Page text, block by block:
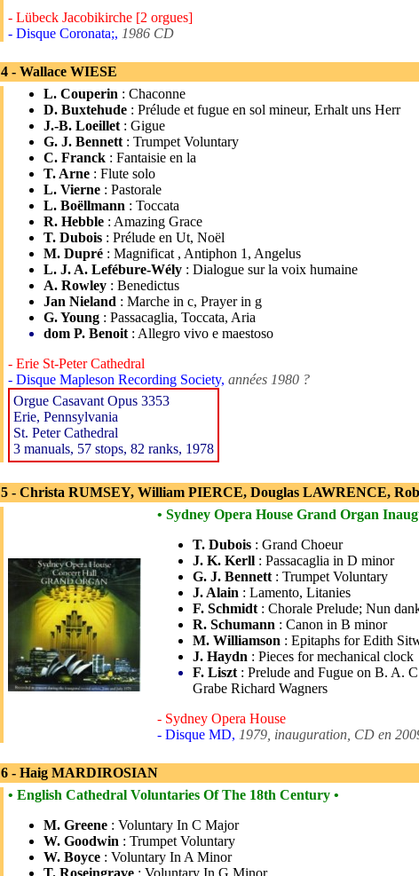
- Lübeck Jacobikirche [2 orgues]
- Disque Coronata;, 1986 CD
4 - Wallace WIESE
L. Couperin : Chaconne
D. Buxtehude : Prélude et fugue en sol mineur, Erhalt uns Herr
J.-B. Loeillet : Gigue
G. J. Bennett : Trumpet Voluntary
C. Franck : Fantaisie en la
T. Arne : Flute solo
L. Vierne : Pastorale
L. Boëllmann : Toccata
R. Hebble : Amazing Grace
T. Dubois : Prélude en Ut, Noël
M. Dupré : Magnificat , Antiphon 1, Angelus
L. J. A. Lefébure-Wély : Dialogue sur la voix humaine
A. Rowley : Benedictus
Jan Nieland : Marche in c, Prayer in g
G. Young : Passacaglia, Toccata, Aria
dom P. Benoit : Allegro vivo e maestoso
- Erie St-Peter Cathedral
- Disque Mapleson Recording Society, années 1980 ?
Orgue Casavant Opus 3353
Erie, Pennsylvania
St. Peter Cathedral
3 manuals, 57 stops, 82 ranks, 1978
5 - Christa RUMSEY, William PIERCE, Douglas LAWRENCE,
• Sydney Opera House Grand Organ
T. Dubois : Grand Choeur
J. K. Kerll : Passacaglia in D minor
G. J. Bennett : Trumpet Voluntary
J. Alain : Lamento, Litanies
F. Schmidt : Chorale Prelude; Nun
R. Schumann : Canon in B minor
M. Williamson : Epitaphs for Edith
J. Haydn : Pieces for mechanical clock
F. Liszt : Prelude and Fugue on B. A.
Grabe Richard Wagners
- Sydney Opera House
- Disque MD, 1979, inauguration, CD en
6 - Haig MARDIROSIAN
• English Cathedral Voluntaries Of The 18th Century •
M. Greene : Voluntary In C Major
W. Goodwin : Trumpet Voluntary
W. Boyce : Voluntary In A Minor
T. Roseingrave : Voluntary In G Minor